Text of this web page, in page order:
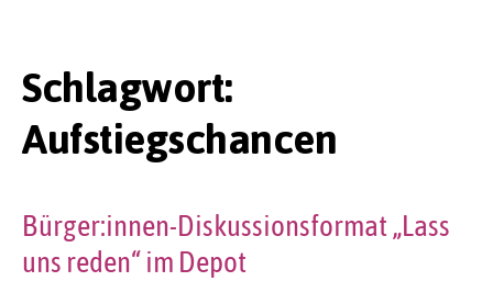
Schlagwort:
Aufstiegschancen
Bürger:innen-Diskussionsformat „Lass
uns reden“ im Depot